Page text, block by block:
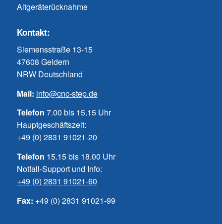
Altgeräterücknahme
Kontakt:
Siemensstraße 13-15
47608 Geldern
NRW Deutschland
Mail: info@cnc-step.de
Telefon 7.00 bis 15.15 Uhr
Hauptgeschäftszeit:
+49 (0) 2831 91021-20
Telefon 15.15 bis 18.00 Uhr
Notfall-Support und Info:
+49 (0) 2831 91021-60
Fax: +49 (0) 2831 91021-99